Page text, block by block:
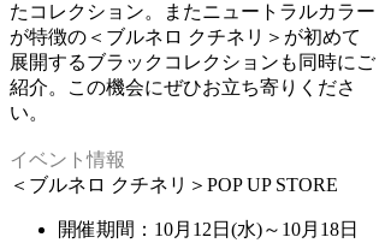
たコレクション。またニュートラルカラー
が特徴の＜ブルネロ クチネリ＞が初めて
展開するブラックコレクションも同時にご
紹介。この機会にぜひお立ち寄りくださ
い。
イベント情報
＜ブルネロ クチネリ＞POP UP STORE
開催期間：10月12日(水)～10月18日